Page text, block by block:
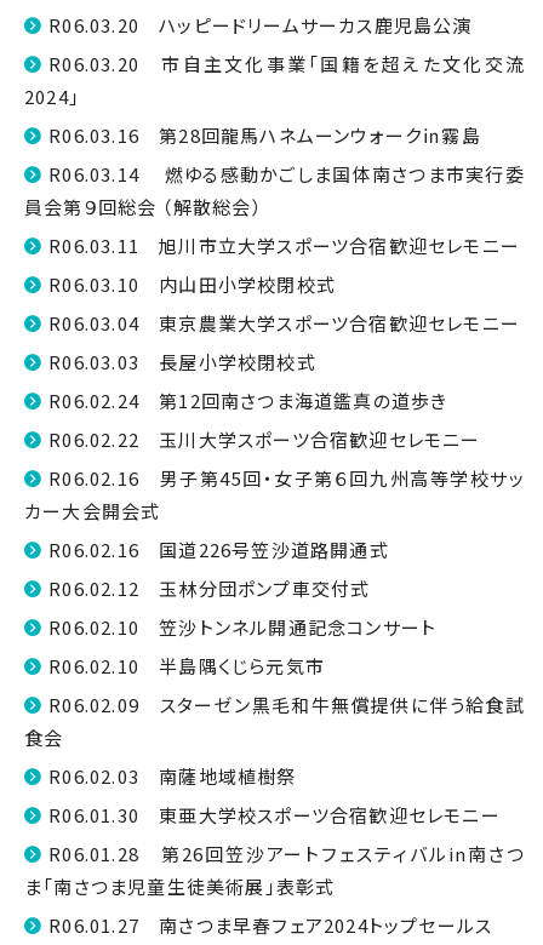
R06.03.20 ハッピードリームサーカス鹿児島公演
R06.03.20 市自主文化事業「国籍を超えた文化交流
2024」
R06.03.16 第28回龍馬ハネムーンウォーク㏌霧島
R06.03.14 燃ゆる感動かごしま国体南さつま市実行委
員会第９回総会 （解散総会）
R06.03.11 旭川市立大学スポーツ合宿歓迎セレモニー
R06.03.10 内山田小学校閉校式
R06.03.04 東京農業大学スポーツ合宿歓迎セレモニー
R06.03.03 長屋小学校閉校式
R06.02.24 第12回南さつま海道鑑真の道歩き
R06.02.22 玉川大学スポーツ合宿歓迎セレモニー
R06.02.16 男子第45回・女子第６回九州高等学校サッ
カー大会開会式
R06.02.16 国道226号笠沙道路開通式
R06.02.12 玉林分団ポンプ車交付式
R06.02.10 笠沙トンネル開通記念コンサート
R06.02.10 半島隅くじら元気市
R06.02.09 スターゼン黒毛和牛無償提供に伴う給食試
食会
R06.02.03 南薩地域植樹祭
R06.01.30 東亜大学校スポーツ合宿歓迎セレモニー
R06.01.28 第26回笠沙アートフェスティバルin南さつ
ま「南さつま児童生徒美術展」表彰式
R06.01.27 南さつま早春フェア2024トップセールス